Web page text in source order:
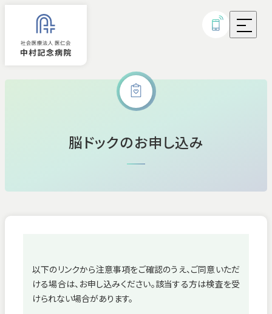
病気・治療について
病院紹介
脳ドックのお申し込み
以下のリンクから注意事項をご確認のうえ、ご同意いただ
ける場合は、お申し込みください。該当する方は検査を受
けられない場合があります。